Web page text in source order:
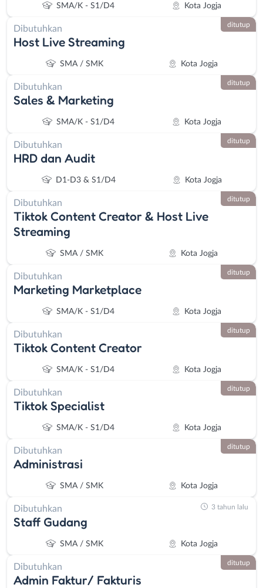
SMA/K - S1/D4 Kota Jogja
Dibutuhkan
Host Live Streaming
SMA / SMK Kota Jogja
ditutup
Dibutuhkan
Sales & Marketing
SMA/K - S1/D4 Kota Jogja
ditutup
Dibutuhkan
HRD dan Audit
D1-D3 & S1/D4 Kota Jogja
ditutup
Dibutuhkan
Tiktok Content Creator & Host Live
Streaming
SMA / SMK Kota Jogja
ditutup
Dibutuhkan
Marketing Marketplace
SMA/K - S1/D4 Kota Jogja
ditutup
Dibutuhkan
Tiktok Content Creator
SMA/K - S1/D4 Kota Jogja
ditutup
Dibutuhkan
Tiktok Specialist
SMA/K - S1/D4 Kota Jogja
ditutup
Dibutuhkan
Administrasi
SMA / SMK Kota Jogja
ditutup
Dibutuhkan
Staff Gudang
SMA / SMK Kota Jogja
3 tahun lalu
Dibutuhkan
Admin Faktur/ Fakturis
ditutup
WhatsApp
Telegram